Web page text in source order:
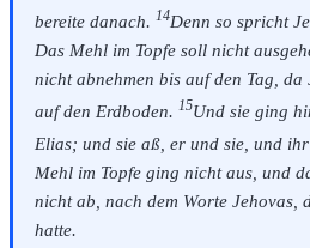
bereite danach. 14Denn so spricht
Das Mehl im Topfe soll nicht
nicht abnehmen bis auf den Tag, da
auf den Erdboden. 15Und sie ging
Elias; und sie aß, er und sie, und
Mehl im Topfe ging nicht aus, und
nicht ab, nach dem Worte Jehovas,
hatte.